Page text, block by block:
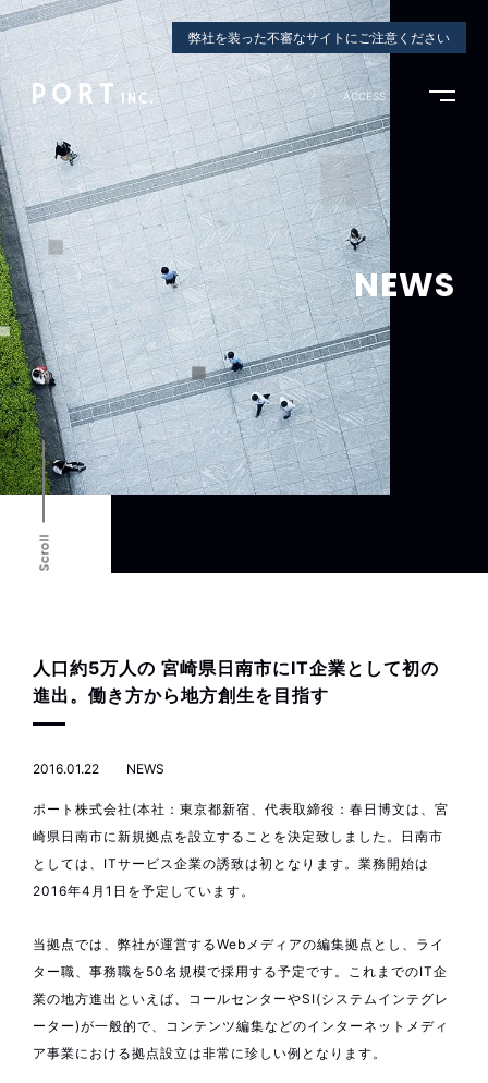
弊社を装った不審なサイトにご注意ください
ACCESS
NEWS
Scroll
人口約5万人の 宮崎県日南市にIT企業として初の
進出。働き方から地方創生を目指す
2016.01.22 NEWS
ポート株式会社(本社：東京都新宿、代表取締役：春日博文は、宮
崎県日南市に新規拠点を設立することを決定致しました。日南市
としては、ITサービス企業の誘致は初となります。業務開始は
2016年4月1日を予定しています。
当拠点では、弊社が運営するWebメディアの編集拠点とし、ライ
ター職、事務職を50名規模で採用する予定です。これまでのIT企
業の地方進出といえば、コールセンターやSI(システムインテグレ
ーター)が一般的で、コンテンツ編集などのインターネットメディ
ア事業における拠点設立は非常に珍しい例となります。